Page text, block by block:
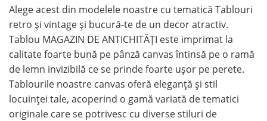
Alege acest din modelele noastre cu tematică Tablouri
retro și vintage și bucură-te de un decor atractiv.
Tablou MAGAZIN DE ANTICHITĂȚI este imprimat la
calitate foarte bună pe pânză canvas întinsă pe o ramă
de lemn invizibilă ce se prinde foarte ușor pe perete.
Tablourile noastre canvas oferă eleganță și stil
locuinței tale, acoperind o gamă variată de tematici
originale care se potrivesc cu diverse stiluri de